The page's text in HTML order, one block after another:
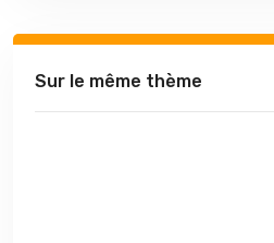
Sur le même thème